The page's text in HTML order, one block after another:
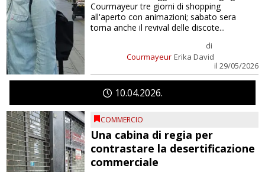
Courmayeur
di
Erika David
il 29/05/2026
Courmayeur tre giorni di shopping
all'aperto con animazioni; sabato sera
torna anche il revival delle discote...
1004 2026
COMMERCIO
Una cabina di regia per
contrastare la desertificazione
commerciale